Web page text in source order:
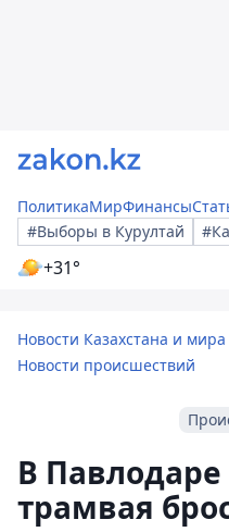
ПолитикаМирФинансы
#Выборы в Курултай
+31°
Новости Казахстана и мира
Новости происшествий
В Павлодаре
трамвая